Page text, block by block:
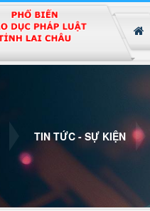
TIN TỨC - SỰ KIỆN